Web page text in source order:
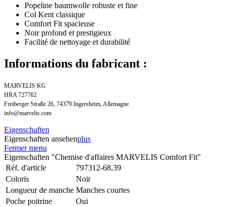
Popeline baumwolle robuste et fine
Col Kent classique
Comfort Fit spacieuse
Noir profond et prestigieux
Facilité de nettoyage et durabilité
Informations du fabricant :
MARVELIS KG
HRA 727762
Freiberger Straße 26, 74379 Ingersheim, Allemagne
info@marvelis.com
Eigenschaften
Eigenschaften ansehenplus
Fermer menu
Eigenschaften "Chemise d'affaires MARVELIS Comfort Fit"
Réf. d'article
797312-68.39
Coloris
Noir
Longueur de manche Manches courtes
Poche poitrine
Oui